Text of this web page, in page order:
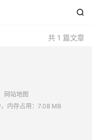

共 1 篇文章
网站地图
内存占用：7.08 MB